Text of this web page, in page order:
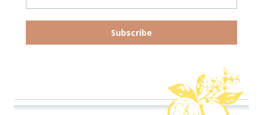
Subscribe